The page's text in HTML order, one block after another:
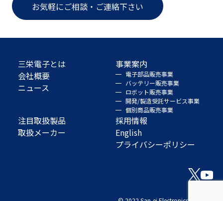
お気軽にご相談・ご連絡下さい
三栄電子とは
会社概要
ニュース
事業案内
電子部品販売事業
バッテリー販売事業
ロボット販売事業
開発/製造受託サービス事業
個別商品販売事業
注目取扱製品
取扱メーカー
採用情報
English
プライバシーポリシー